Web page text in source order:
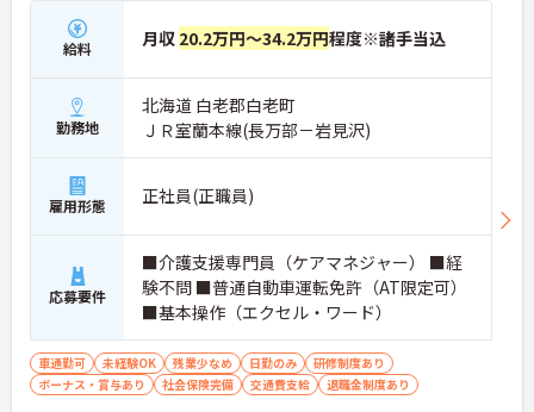
給料 月収 20.2万円～34.2万円程度※諸手当込
勤務地
北海道 白老郡白老町
ＪＲ室蘭本線(長万部－岩見沢)
雇用形態 正社員(正職員)
応募要件
■介護支援専門員（ケアマネジャー） ■経
験不問 ■普通自動車運転免許（AT限定可）
■基本操作（エクセル・ワード）
車通勤可 未経験OK 残業少なめ 日勤のみ
研修制度あり
ボーナス・賞与あり
社会保険完備 交通費支給 退職金制度あり